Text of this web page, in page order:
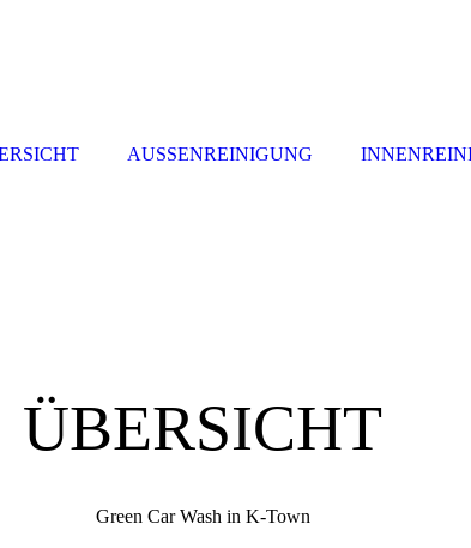
ÜBERSICHT
Green Car Wash in K-Town
AUSSENREINIGUNG